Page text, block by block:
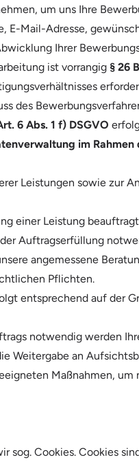
um uns Ihre
E-Mail-Adresse,
Ihrer
ist vorrangig § 26
des
6 Abs. 1 f) DSGVO
im Rahmen
Leistungen sowie zur
einer Leistung
Auftragserfüllung
angemessene
Pflichten.
entsprechend auf der
notwendig werden
Weitergabe an
Maßnahmen,
sog. Cookies. Cookies